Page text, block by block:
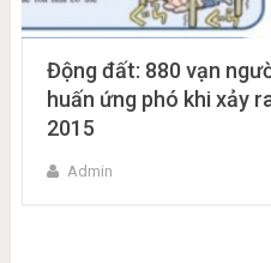
Động đất: 880 vạn
huấn ứng phó khi xảy
2015
Admin